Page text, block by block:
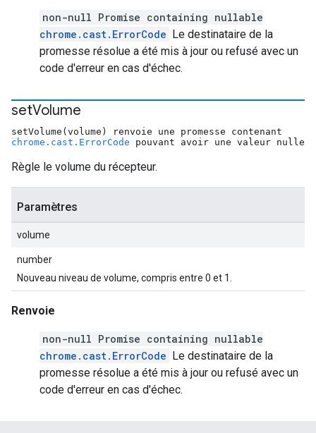
non-null Promise containing nullable
chrome.cast.ErrorCode Le destinataire de la
promesse résolue a été mis à jour ou refusé avec un
code d'erreur en cas d'échec.
setVolume
setVolume(volume) renvoie une promesse contenant
chrome.cast.ErrorCode pouvant avoir une valeur nulle
Règle le volume du récepteur.
Paramètres
volume
number
Nouveau niveau de volume, compris entre 0 et 1.
Renvoie
non-null Promise containing nullable
chrome.cast.ErrorCode Le destinataire de la
promesse résolue a été mis à jour ou refusé avec un
code d'erreur en cas d'échec.